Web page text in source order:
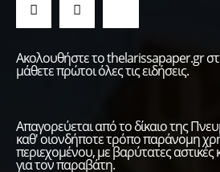
Ακολουθήστε το thelarissapaper.gr
μάθετε πρώτοι όλες τις ειδήσεις.
Απαγορεύεται από το δίκαιο της
καθ' οιονδήποτε τρόπο παράνομη
περιεχομένου, με βαρύτατες αστικές
για τον παραβάτη.